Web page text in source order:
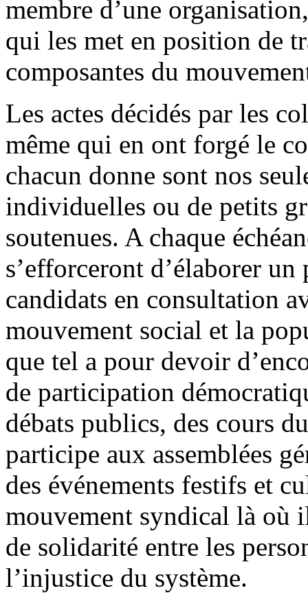
membre d’une
qui les met en position de
composantes du
Les actes décidés par les
même qui en ont forgé le
chacun donne sont nos
individuelles ou de petits
soutenues. A chaque
s’efforceront d’élaborer
candidats en consultation
mouvement social et la
que tel a pour devoir
de participation
débats publics, des cours
participe aux assemblées
des événements festifs et
mouvement syndical là où
de solidarité entre les
l’injustice du système.